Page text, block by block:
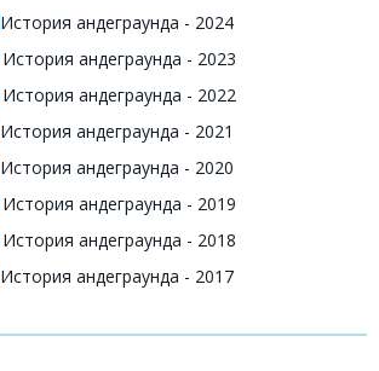
История андеграунда - 2024
История андеграунда - 2023
История андеграунда - 2022
История андеграунда - 2021
История андеграунда - 2020
История андеграунда - 2019
История андеграунда - 2018
История андеграунда - 2017